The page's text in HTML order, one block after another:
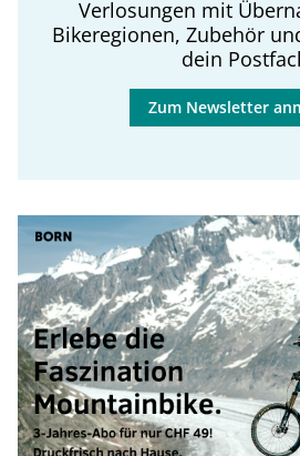
Verlosungen mit
Bikeregionen, Zubehör
dein
Zum Newsletter